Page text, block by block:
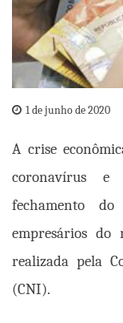
1 de junho de 2020
A crise
coronavírus e
fechamento
empresários do
realizada pela
(CNI).